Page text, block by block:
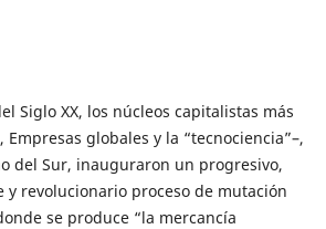
Siglo XX, los núcleos capitalistas más
Empresas globales y la “tecnociencia”–,
del Sur, inauguraron un progresivo,
y revolucionario proceso de mutación
se produce “la mercancía